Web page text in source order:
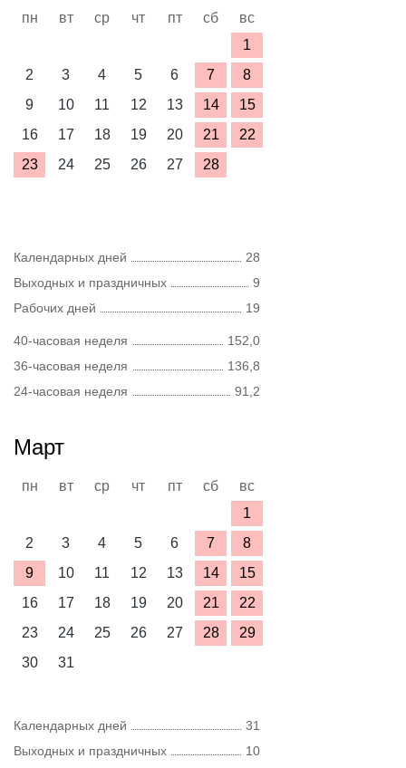
пн вт ср чт пт сб
вс
1
2
3 4 5 6 7
8
9
10 11 12 13 14
15
16
17 18 19 20 21
22
23
24 25 26 27 28
Календарных дней
28
Выходных и праздничных
9
Рабочих дней
19
40-часовая неделя
152,0
36-часовая неделя
136,8
24-часовая неделя
91,2
Март
пн вт ср чт пт сб
вс
1
2
3 4 5 6 7
8
9
10 11 12 13 14
15
16
17 18 19 20 21
22
23
24 25 26 27 28
29
30
31
Календарных дней
31
Выходных и праздничных
10